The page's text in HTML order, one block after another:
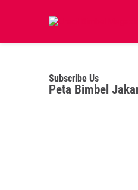
Subscribe Us
Peta Bimbel